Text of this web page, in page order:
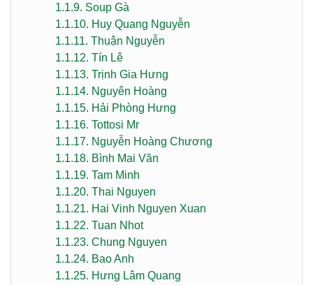
1.1.9. Soup Gà
1.1.10. Huy Quang Nguyễn
1.1.11. Thuận Nguyễn
1.1.12. Tín Lê
1.1.13. Trịnh Gia Hưng
1.1.14. Nguyên Hoàng
1.1.15. Hải Phòng Hưng
1.1.16. Tottosi Mr
1.1.17. Nguyễn Hoàng Chương
1.1.18. Bình Mai Văn
1.1.19. Tam Minh
1.1.20. Thai Nguyen
1.1.21. Hai Vinh Nguyen Xuan
1.1.22. Tuan Nhot
1.1.23. Chung Nguyen
1.1.24. Bao Anh
1.1.25. Hưng Lâm Quang